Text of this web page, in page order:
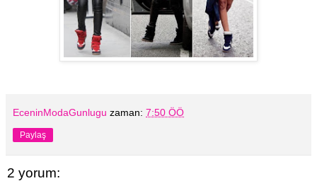
EceninModaGunlugu zaman: 7:50 ÖÖ
Paylaş
2 yorum: